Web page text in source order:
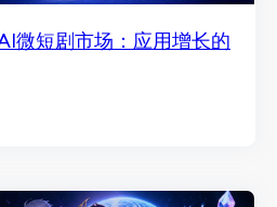
微短剧市场：应用增长的